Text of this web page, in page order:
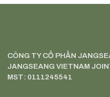
CÔNG TY CỔ PHẦN
JANGSEANG VIETNAM
MST: 0111245541